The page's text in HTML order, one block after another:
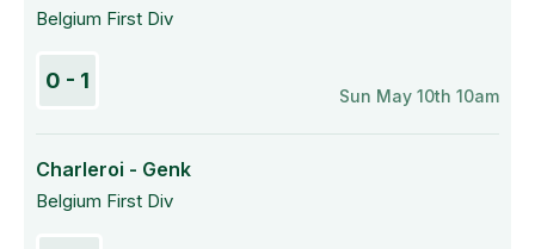
Belgium First Div
0 - 1
Sun May 10th 10am
Charleroi - Genk
Belgium First Div